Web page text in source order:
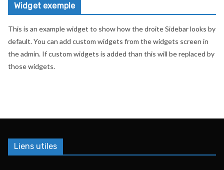
Widget exemple
This is an example widget to show how the droite Sidebar looks by
default. You can add custom widgets from the widgets screen in
the admin. If custom widgets is added than this will be replaced by
those widgets.
Liens utiles